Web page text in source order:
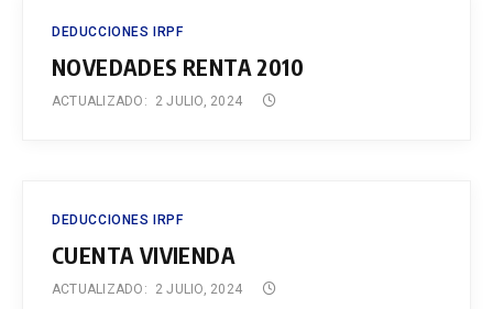
DEDUCCIONES IRPF
NOVEDADES RENTA 2010
ACTUALIZADO: 2 JULIO, 2024
DEDUCCIONES IRPF
CUENTA VIVIENDA
ACTUALIZADO: 2 JULIO, 2024